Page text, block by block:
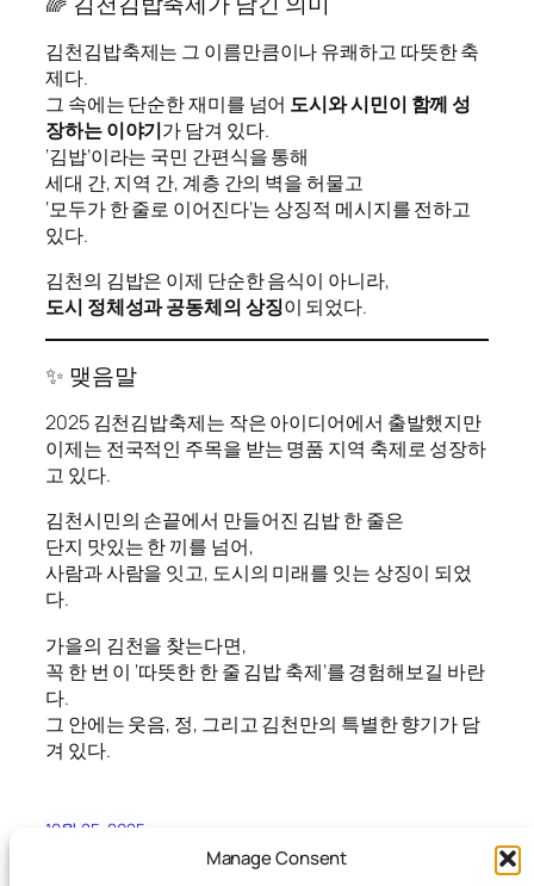
Manage Consent
김천김밥축제는 그 이름만큼이나 유쾌하고 따뜻한 축
제다.
그 속에는 단순한 재미를 넘어 도시와 시민이 함께 성
장하는 이야기가 담겨 있다.
‘김밥’이라는 국민 간편식을 통해
세대 간, 지역 간, 계층 간의 벽을 허물고
‘모두가 한 줄로 이어진다’는 상징적 메시지를 전하고
있다.
김천의 김밥은 이제 단순한 음식이 아니라,
도시 정체성과 공동체의 상징이 되었다.
✨ 맺음말
2025 김천김밥축제는 작은 아이디어에서 출발했지만
이제는 전국적인 주목을 받는 명품 지역 축제로 성장하
고 있다.
김천시민의 손끝에서 만들어진 김밥 한 줄은
단지 맛있는 한 끼를 넘어,
사람과 사람을 잇고, 도시의 미래를 잇는 상징이 되었
다.
가을의 김천을 찾는다면,
꼭 한 번 이 ‘따뜻한 한 줄 김밥 축제’를 경험해보길 바란
다.
그 안에는 웃음, 정, 그리고 김천만의 특별한 향기가 담
겨 있다.
10월 25, 2025